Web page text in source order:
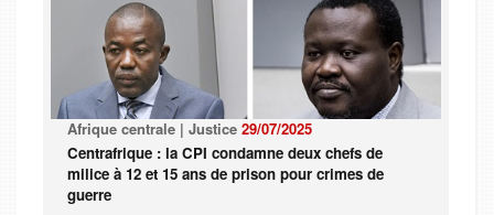
Afrique centrale | Justice 29/07/2025
Centrafrique : la CPI condamne deux chefs de
milice à 12 et 15 ans de prison pour crimes de
guerre